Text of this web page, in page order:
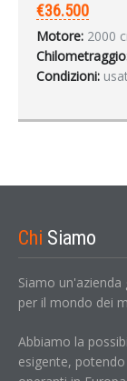
€36.500
Motore: 2000
Condizioni:
Chi Siamo
Siamo
per il mondo dei
Abbiamo la
esigente,